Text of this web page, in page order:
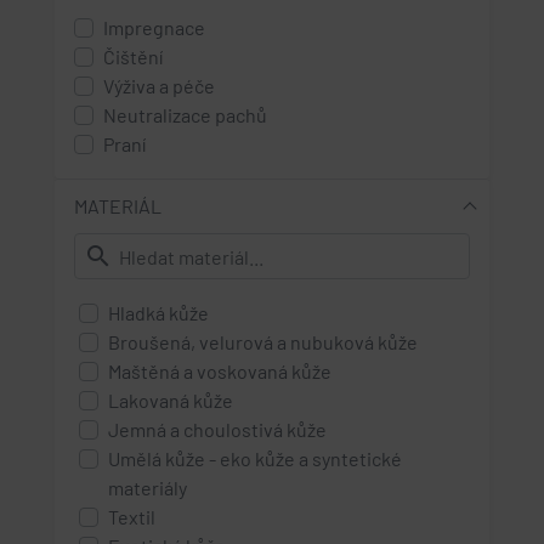
pinie
bottle green - lahvově zelená
light blue - světle modrá
denim - tmavší džínová
washed-denim
indigo
dark blue - tmavě modrá
red - červená
opera - jasně červená
burgund - vínová
bordó - vínová
pink - růžová
Impregnace
Čištění
Výživa a péče
Neutralizace pachů
Praní
MATERIÁL
search
Hladká kůže
Broušená, velurová a nubuková kůže
Maštěná a voskovaná kůže
Lakovaná kůže
Jemná a choulostivá kůže
Umělá kůže - eko kůže a syntetické
materiály
Textil